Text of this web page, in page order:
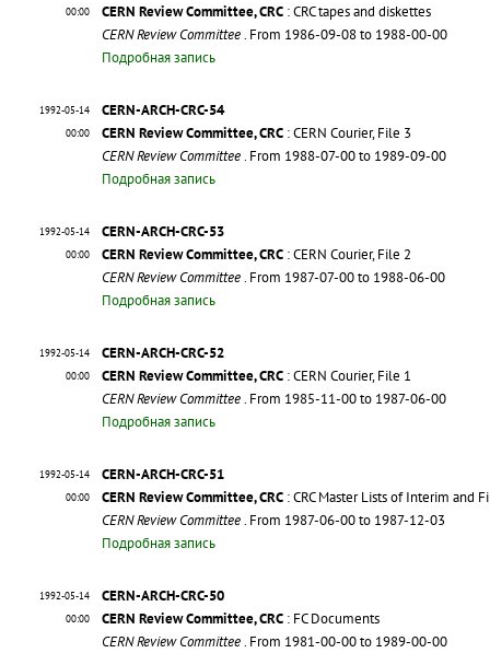
00:00
CERN Review Committee, CRC : CRC tapes and diskettes
CERN Review Committee. From 1986-09-08 to 1988-00-00
Подробная запись
1992-05-14
00:00
CERN-ARCH-CRC-54
CERN Review Committee, CRC : CERN Courier, File 3
CERN Review Committee. From 1988-07-00 to 1989-09-00
Подробная запись
1992-05-14
00:00
CERN-ARCH-CRC-53
CERN Review Committee, CRC : CERN Courier, File 2
CERN Review Committee. From 1987-07-00 to 1988-06-00
Подробная запись
1992-05-14
00:00
CERN-ARCH-CRC-52
CERN Review Committee, CRC : CERN Courier, File 1
CERN Review Committee. From 1985-11-00 to 1987-06-00
Подробная запись
1992-05-14
00:00
CERN-ARCH-CRC-51
CERN Review Committee, CRC : CRC Master Lists of Interim and
CERN Review Committee. From 1987-06-00 to 1987-12-03
Подробная запись
1992-05-14
00:00
CERN-ARCH-CRC-50
CERN Review Committee, CRC : FC Documents
CERN Review Committee. From 1981-00-00 to 1989-00-00